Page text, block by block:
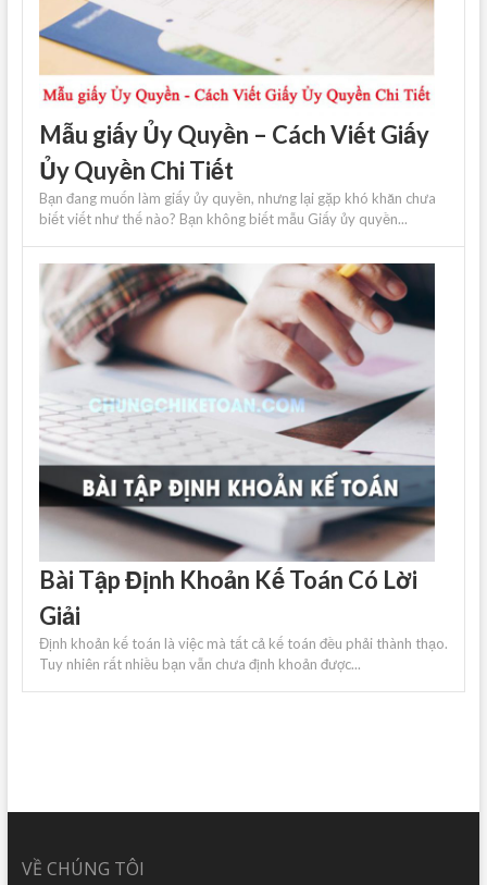
Mẫu giấy Ủy Quyền – Cách Viết Giấy
Ủy Quyền Chi Tiết
Bạn đang muốn làm giấy ủy quyền, nhưng lại gặp khó khăn chưa
biết viết như thế nào? Bạn không biết mẫu Giấy ủy quyền...
Bài Tập Định Khoản Kế Toán Có Lời
Giải
Định khoản kế toán là việc mà tất cả kế toán đều phải thành thạo.
Tuy nhiên rất nhiều bạn vẫn chưa định khoản được...
VỀ CHÚNG TÔI